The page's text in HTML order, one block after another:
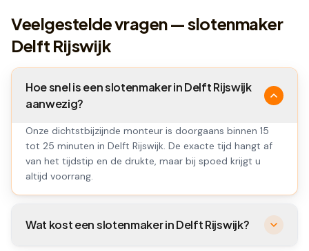
Veelgestelde vragen — slotenmaker
Delft Rijswijk
Hoe snel is een slotenmaker in Delft Rijswijk
aanwezig?
Onze dichtstbijzijnde monteur is doorgaans binnen 15
tot 25 minuten in Delft Rijswijk. De exacte tijd hangt af
van het tijdstip en de drukte, maar bij spoed krijgt u
altijd voorrang.
Wat kost een slotenmaker in Delft Rijswijk?